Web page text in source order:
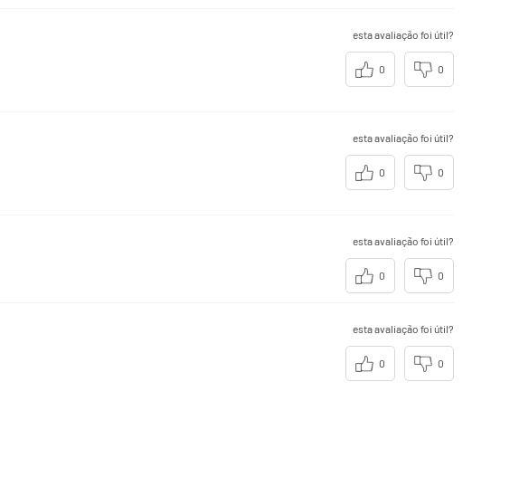
esta avaliação foi útil?
0 0
esta avaliação foi útil?
0 0
esta avaliação foi útil?
0 0
esta avaliação foi útil?
0 0